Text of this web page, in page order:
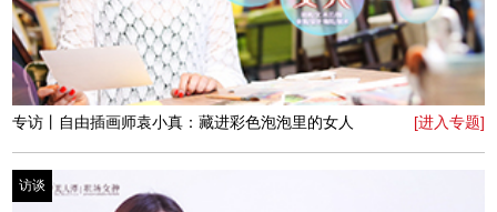
[进入专题]
专访丨新星滙创始人金鑫：一个芭蕾舞者的新作品
访谈